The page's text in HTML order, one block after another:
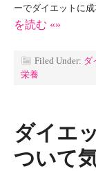
ーでダイエットに
を読む «»
Filed Under: ダ
栄養
ダイエ
ついて